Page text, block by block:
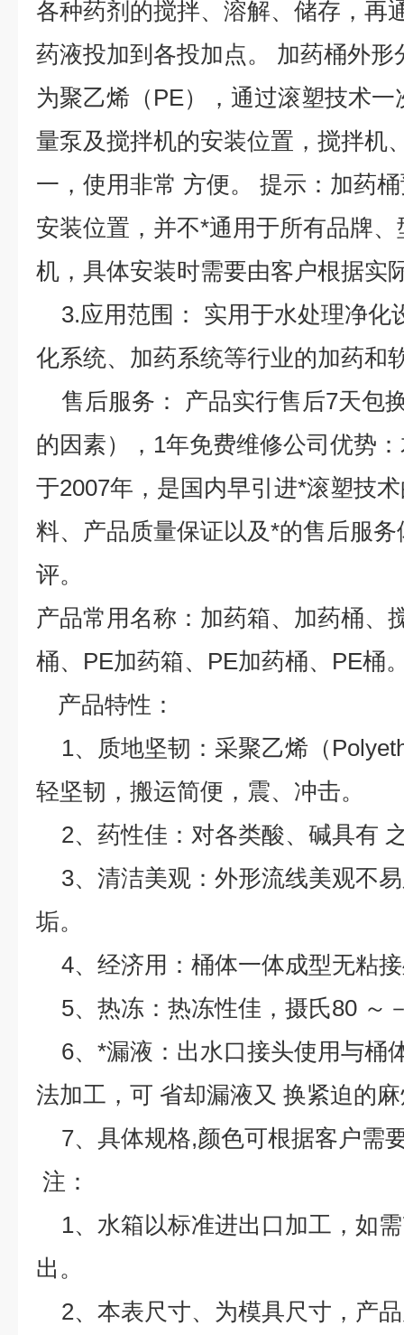
各种药剂的搅拌、溶解、储存，再
药液投加到各投加点。 加药桶外
为聚乙烯（PE），通过滚塑技术
量泵及搅拌机的安装位置，搅拌机
一，使用非常 方便。 提示：加药
安装位置，并不*通用于所有品牌
机，具体安装时需要由客户根据实
3.应用范围： 实用于水处理净化
化系统、加药系统等行业的加药和
售后服务： 产品实行售后7天包
的因素），1年免费维修公司优势
于2007年，是国内早引进*滚塑技
料、产品质量保证以及*的售后服
评。
产品常用名称：加药箱、加药桶、
桶、PE加药箱、PE加药桶、PE桶
产品特性：
1、质地坚韧：采聚乙烯（
轻坚韧，搬运简便，震、冲击。
2、药性佳：对各类酸、碱具有
3、清洁美观：外形流线美观不
垢。
4、经济用：桶体一体成型无粘
5、热冻：热冻性佳，摄氏80 ～
6、*漏液：出水口接头使用与桶
法加工，可 省却漏液又 换紧迫的
7、具体规格,颜色可根据客户需
注：
1、水箱以标准进出口加工，如
出。
2、本表尺寸、为模具尺寸，产